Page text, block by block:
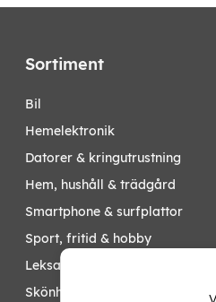
Sortiment
bil
hemelektronik
datorer & kringutrustning
hem, hushåll & trädgård
smartphone & surfplattor
sport, fritid & hobby
leksaker, barn- &
skönhet & hälsa